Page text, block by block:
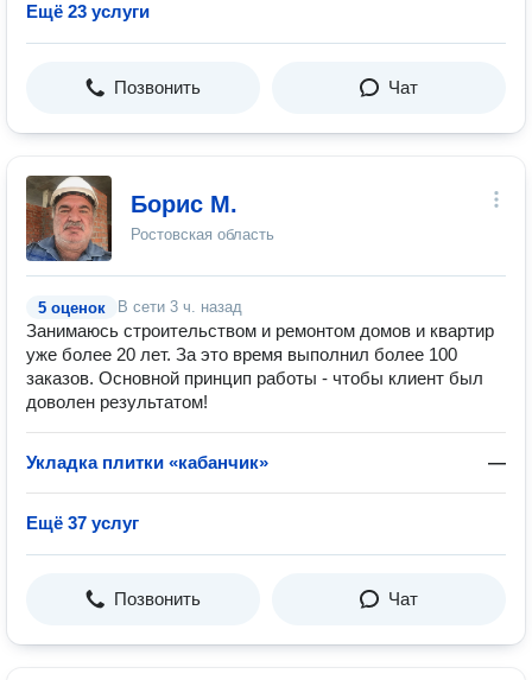
Ещё 23 услуги
Позвонить Чат
Борис М.
Ростовская область
5 оценок В сети 3 ч. назад
Занимаюсь строительством и ремонтом домов и квартир
уже более 20 лет. За это время выполнил более 100
заказов. Основной принцип работы - чтобы клиент был
доволен результатом!
Укладка плитки «кабанчик» —
Ещё 37 услуг
Позвонить Чат